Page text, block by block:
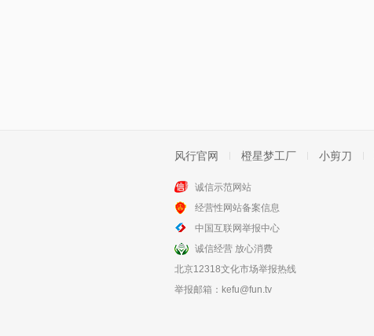
风行官网 橙星梦工厂 小剪刀
诚信示范网站
经营性网站备案信息
中国互联网举报中心
诚信经营 放心消费
北京12318文化市场举报热线
举报邮箱： kefu@fun.tv